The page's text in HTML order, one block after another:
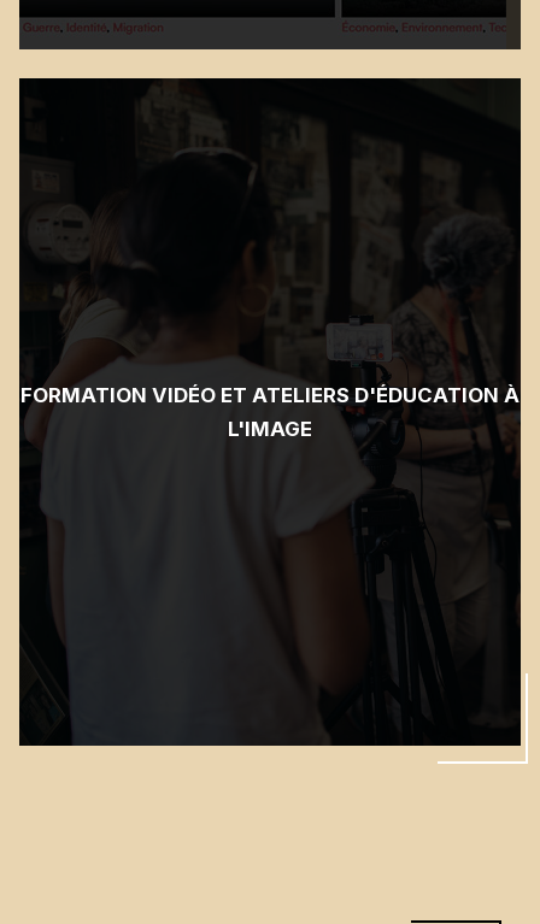
FORMATION VIDÉO ET ATELIERS D'ÉDUCATION À
L'IMAGE